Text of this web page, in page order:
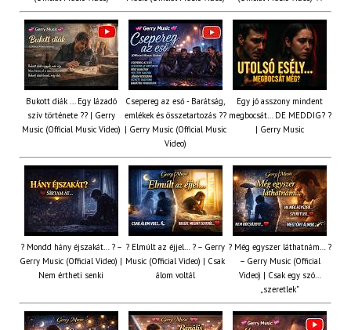
Bukott diák ... Egy lázadó
szív története ?? | Gerry
Music (Official Music Video)
Csepereg az eső - Barátság,
emlékek és összetartozás ?️?
| Gerry Music (Official Music
Video)
Egy jó asszony mindent
megbocsát… DE MEDDIG? ?
| Gerry Music
? Mondd hány éjszakát… ? –
Gerry Music (Official Video) |
Nem értheti senki
? Elmúlt az éjjel… ? – Gerry
Music (Official Video) | Csak
álom voltál
? Még egyszer láthatnám… ?
– Gerry Music (Official
Video) | Csak egy szó…
„szeretlek”